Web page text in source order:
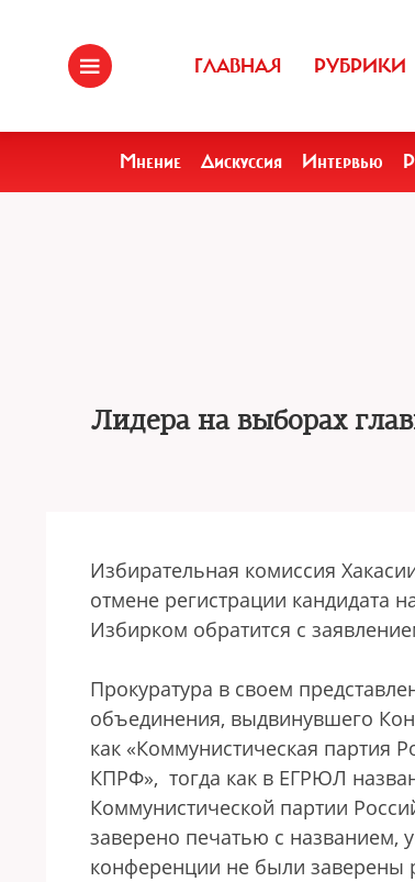
ГЛАВНАЯ РУБРИКИ
Мнение Дискуссия Интервью
Лидера на выборах
Избирательная комиссия
отмене регистрации кандидата
Избирком обратится с
Прокуратура в своем
объединения, выдвинувшего
как «Коммунистическая партия
КПРФ», тогда как в ЕГРЮЛ
Коммунистической партии
заверено печатью с названием,
конференции не были заверены